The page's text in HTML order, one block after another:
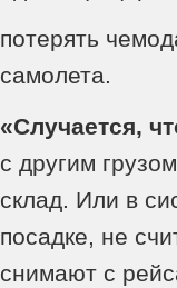
потерять
самолета.
«Случается,
с другим
склад. Или в
посадке, не
снимают с